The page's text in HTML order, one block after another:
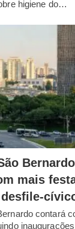
higiene do…
mais
contará